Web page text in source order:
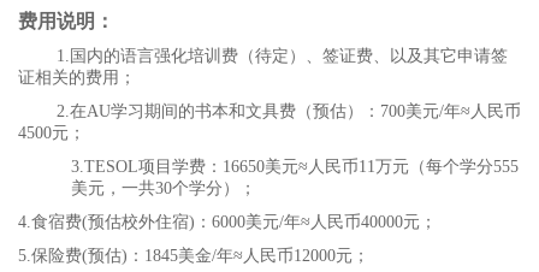
费用说明：
1.国内的语言强化培训费（待定）、签证费、以及其它申请签
证相关的费用；
2.在AU学习期间的书本和文具费（预估）：700美元/年≈人民币
4500元；
3.TESOL项目学费：16650美元≈人民币11万元（每个学分555
美元，一共30个学分）；
4.食宿费(预估校外住宿)：6000美元/年≈人民币40000元；
5.保险费(预估)：1845美金/年≈人民币12000元；